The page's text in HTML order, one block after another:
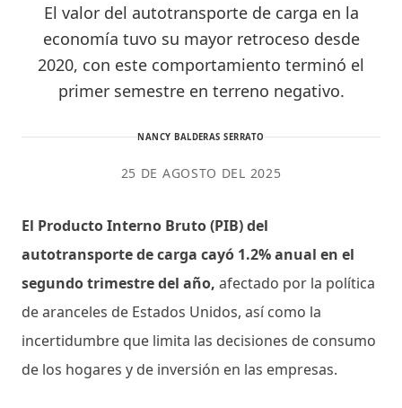
El valor del autotransporte de carga en la
economía tuvo su mayor retroceso desde
2020, con este comportamiento terminó el
primer semestre en terreno negativo.
NANCY BALDERAS SERRATO
25 DE AGOSTO DEL 2025
El Producto Interno Bruto (PIB) del
autotransporte de carga cayó 1.2% anual en el
segundo trimestre del año, afectado por la política
de aranceles de Estados Unidos, así como la
incertidumbre que limita las decisiones de consumo
de los hogares y de inversión en las empresas.